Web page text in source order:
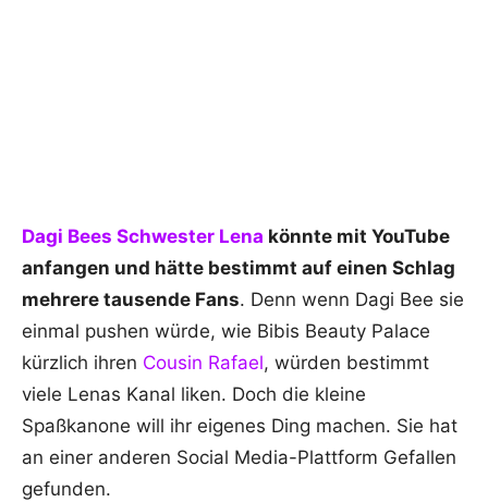
Dagi Bees Schwester Lena könnte mit YouTube
anfangen und hätte bestimmt auf einen Schlag
mehrere tausende Fans. Denn wenn Dagi Bee sie
einmal pushen würde, wie Bibis Beauty Palace
kürzlich ihren Cousin Rafael, würden bestimmt
viele Lenas Kanal liken. Doch die kleine
Spaßkanone will ihr eigenes Ding machen. Sie hat
an einer anderen Social Media-Plattform Gefallen
gefunden.